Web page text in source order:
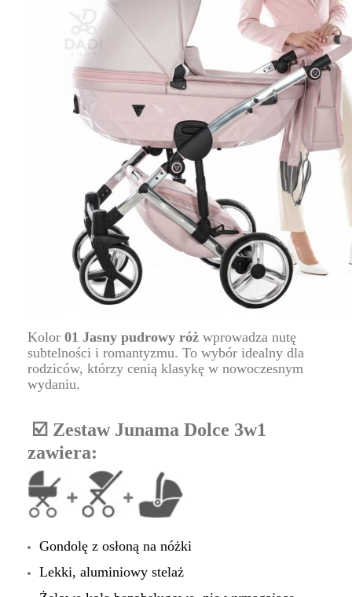
Kolor 01 Jasny pudrowy róż wprowadza nutę
subtelności i romantyzmu. To wybór idealny dla
rodziców, którzy cenią klasykę w nowoczesnym
wydaniu.
☑️ Zestaw Junama Dolce 3w1
zawiera:
Gondolę z osłoną na nóżki
Lekki, aluminiowy stelaż